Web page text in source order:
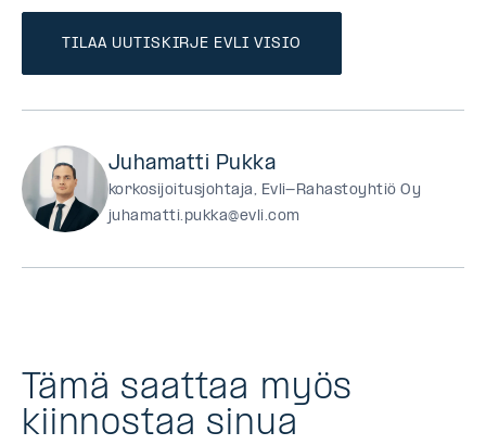
TILAA UUTISKIRJE EVLI VISIO
Juhamatti Pukka
korkosijoitusjohtaja, Evli-Rahastoyhtiö Oy
juhamatti.pukka@evli.com
Tämä saattaa myös
kiinnostaa sinua